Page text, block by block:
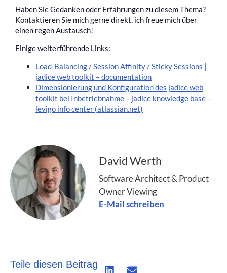
Haben Sie Gedanken oder Erfahrungen zu diesem Thema?
Kontaktieren Sie mich gerne direkt, ich freue mich über
einen regen Austausch!
Einige weiterführende Links:
Load-Balancing / Session Affinity / Sticky Sessions |
jadice web toolkit – documentation
Dimensionierung und Konfiguration des jadice web
toolkit bei Inbetriebnahme – jadice knowledge base –
levigo info center (atlassian.net)
David Werth
Software Architect & Product
Owner Viewing
E-Mail schreiben
Teile diesen Beitrag